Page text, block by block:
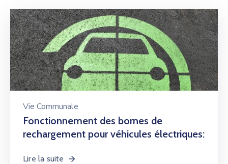
Vie Communale
Fonctionnement des bornes de
rechargement pour véhicules électriques:
Lire la suite